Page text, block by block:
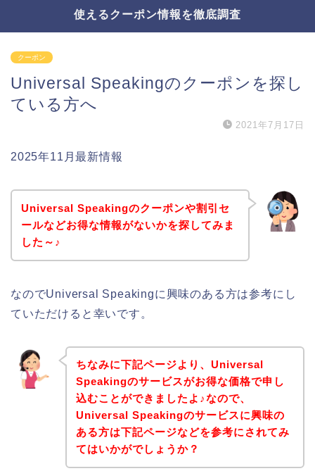
使えるクーポン情報を徹底調査
クーポン
Universal Speakingのクーポンを探し
ている方へ
2021年7月17日
2025年11月最新情報
Universal Speakingのクーポンや割引セ
ールなどお得な情報がないかを探してみま
した～♪
なのでUniversal Speakingに興味のある方は参考にし
ていただけると幸いです。
ちなみに下記ページより、Universal
Speakingのサービスがお得な価格で申し
込むことができましたよ♪なので、
Universal Speakingのサービスに興味の
ある方は下記ページなどを参考にされてみ
てはいかがでしょうか？